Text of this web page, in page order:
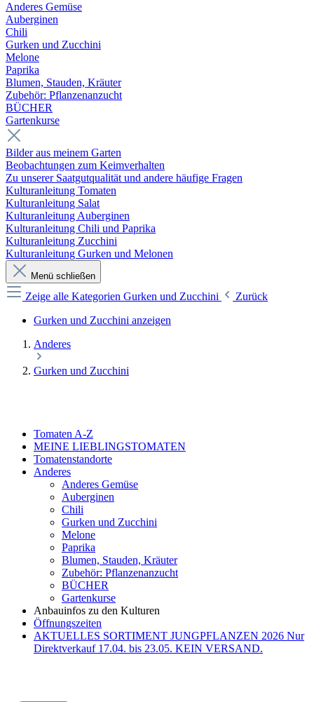
Anderes Gemüse
Auberginen
Chili
Gurken und Zucchini
Melone
Paprika
Blumen, Stauden, Kräuter
Zubehör: Pflanzenanzucht
BÜCHER
Gartenkurse
Bilder aus meinem Garten
Beobachtungen zum Keimverhalten
Zu unserer Saatgutqualität und andere häufige Fragen
Kulturanleitung Tomaten
Kulturanleitung Salat
Kulturanleitung Auberginen
Kulturanleitung Chili und Paprika
Kulturanleitung Zucchini
Kulturanleitung Gurken und Melonen
Menü schließen
Zeige alle Kategorien Gurken und Zucchini
Zurück
Gurken und Zucchini anzeigen
Anderes
Gurken und Zucchini
Tomaten A-Z
MEINE LIEBLINGSTOMATEN
Tomatenstandorte
Anderes
Anderes Gemüse
Auberginen
Chili
Gurken und Zucchini
Melone
Paprika
Blumen, Stauden, Kräuter
Zubehör: Pflanzenanzucht
BÜCHER
Gartenkurse
Anbauinfos zu den Kulturen
Öffnungszeiten
AKTUELLES SORTIMENT JUNGPFLANZEN 2026 Nur
Direktverkauf 17.04. bis 23.05. KEIN VERSAND.